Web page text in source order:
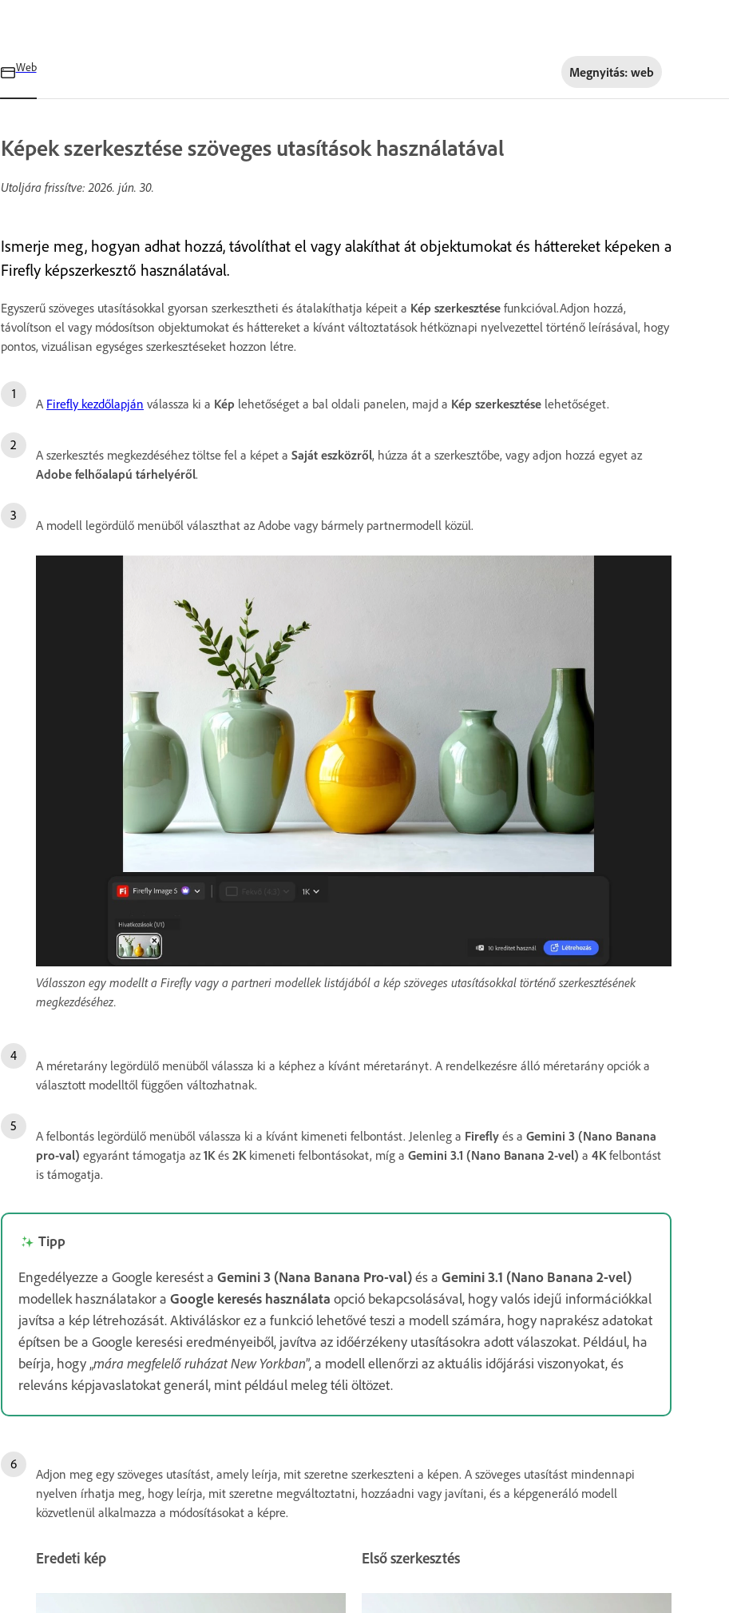
Web Megnyitás: web
Képek szerkesztése szöveges utasítások használatával
Utoljára frissítve:2026. jún. 30.
Ismerje meg, hogyan adhat hozzá, távolíthat el vagy alakíthat át objektumokat és háttereket képeken a
Firefly képszerkesztő használatával.
Egyszerű szöveges utasításokkal gyorsan szerkesztheti és átalakíthatja képeit a Kép szerkesztése funkcióval.Adjon hozzá,
távolítson el vagy módosítson objektumokat és háttereket a kívánt változtatások hétköznapi nyelvezettel történő leírásával, hogy
pontos, vizuálisan egységes szerkesztéseket hozzon létre.
A Firefly kezdőlapján válassza ki a Kép lehetőséget a bal oldali panelen, majd a Kép szerkesztése lehetőséget.
A szerkesztés megkezdéséhez töltse fel a képet a Saját eszközről, húzza át a szerkesztőbe, vagy adjon hozzá egyet az
Adobe felhőalapú tárhelyéről.
A modell legördülő menüből választhat az Adobe vagy bármely partnermodell közül.
Válasszon egy modellt a Firefly vagy a partneri modellek listájából a kép szöveges utasításokkal történő szerkesztésének
megkezdéséhez.
A méretarány legördülő menüből válassza ki a képhez a kívánt méretarányt. A rendelkezésre álló méretarány opciók a
választott modelltől függően változhatnak.
A felbontás legördülő menüből válassza ki a kívánt kimeneti felbontást. Jelenleg a Firefly és a Gemini 3 (Nano Banana
pro-val) egyaránt támogatja az1Kés 2Kkimeneti felbontásokat, míg a Gemini 3.1 (Nano Banana 2-vel) a 4Kfelbontást
is támogatja.
Tipp
Engedélyezze a Google keresést a Gemini 3 (Nana Banana Pro-val)és a Gemini 3.1 (Nano Banana 2-vel)
modellek használatakor a Google keresés használata opció bekapcsolásával, hogy valós idejű információkkal
javítsa a kép létrehozását. Aktiváláskor ez a funkció lehetővé teszi a modell számára, hogy naprakész adatokat
építsen be a Google keresési eredményeiből, javítva az időérzékeny utasításokra adott válaszokat. Például, ha
beírja, hogy „mára megfelelő ruházat New Yorkban”, a modell ellenőrzi az aktuális időjárási viszonyokat, és
releváns képjavaslatokat generál, mint például meleg téli öltözet.
Adjon meg egy szöveges utasítást, amely leírja, mit szeretne szerkeszteni a képen. A szöveges utasítást mindennapi
nyelven írhatja meg, hogy leírja, mit szeretne megváltoztatni, hozzáadni vagy javítani, és a képgeneráló modell
közvetlenül alkalmazza a módosításokat a képre.
Eredeti kép Első szerkesztés